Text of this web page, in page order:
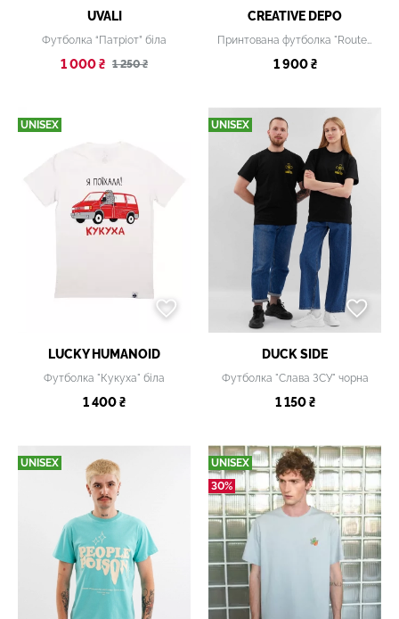
UVALI
Футболка “Патріот” біла
1 000 ₴ 1 250 ₴
CREATIVE DEPO
Принтована футболка "Route 12" оверсайз
1 900 ₴
UNISEX
LUCKY НUMANOID
Футболка "Кукуха" біла
1 400 ₴
UNISEX
DUCK SIDE
Футболка "Слава ЗСУ" чорна
1 150 ₴
UNISEX
UNISEX
30%